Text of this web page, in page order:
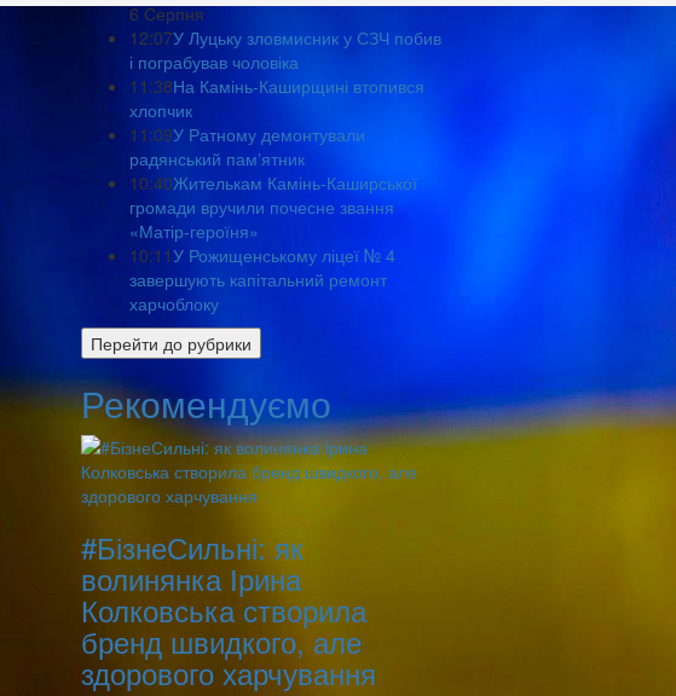
6 Серпня
12:07У Луцьку зловмисник у СЗЧ побив
і пограбував чоловіка
11:38На Камінь-Каширщині втопився
хлопчик
11:09У Ратному демонтували
радянський памʼятник
10:40Жителькам Камінь-Каширської
громади вручили почесне звання
«Матір-героїня»
10:11У Рожищенському ліцеї № 4
завершують капітальний ремонт
харчоблоку
Перейти до рубрики
Рекомендуємо
#БізнеСильні: як
волинянка Ірина
Колковська створила
бренд швидкого, але
здорового харчування